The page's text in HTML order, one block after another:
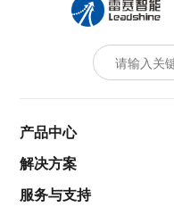
产品中心
解决方案
服务与支持